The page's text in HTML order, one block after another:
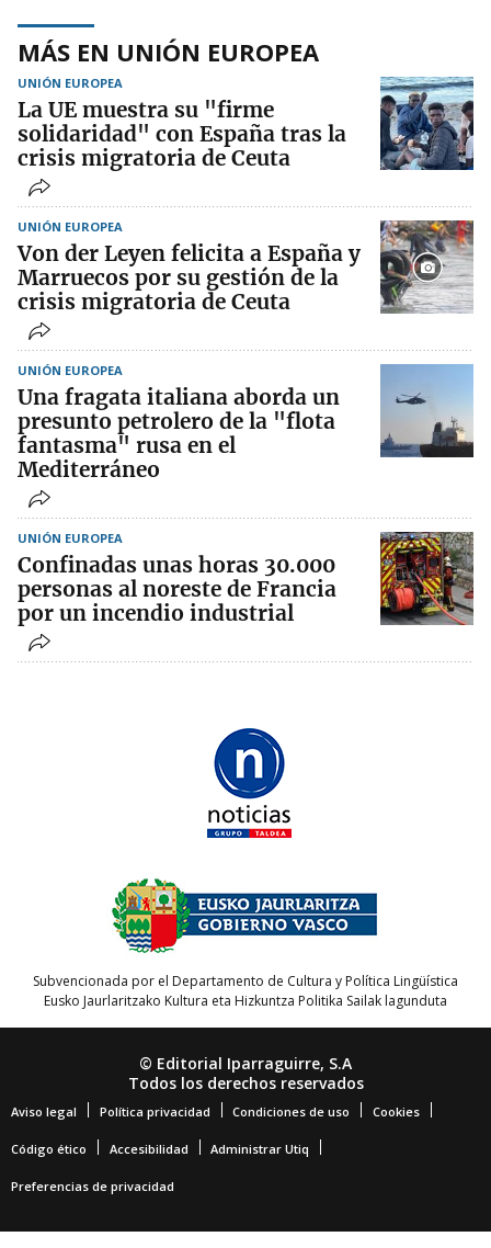
MÁS EN UNIÓN EUROPEA
UNIÓN EUROPEA
La UE muestra su "firme
solidaridad" con España tras la
crisis migratoria de Ceuta
UNIÓN EUROPEA
Von der Leyen felicita a España y
Marruecos por su gestión de la
crisis migratoria de Ceuta
UNIÓN EUROPEA
Una fragata italiana aborda un
presunto petrolero de la "flota
fantasma" rusa en el
Mediterráneo
UNIÓN EUROPEA
Confinadas unas horas 30.000
personas al noreste de Francia
por un incendio industrial
Subvencionada por el Departamento de Cultura y Política Lingüística
Eusko Jaurlaritzako Kultura eta Hizkuntza Politika Sailak lagunduta
© Editorial Iparraguirre, S.A
Todos los derechos reservados
Aviso legal Política privacidad Condiciones de uso Cookies
Código ético Accesibilidad Administrar Utiq
Preferencias de privacidad